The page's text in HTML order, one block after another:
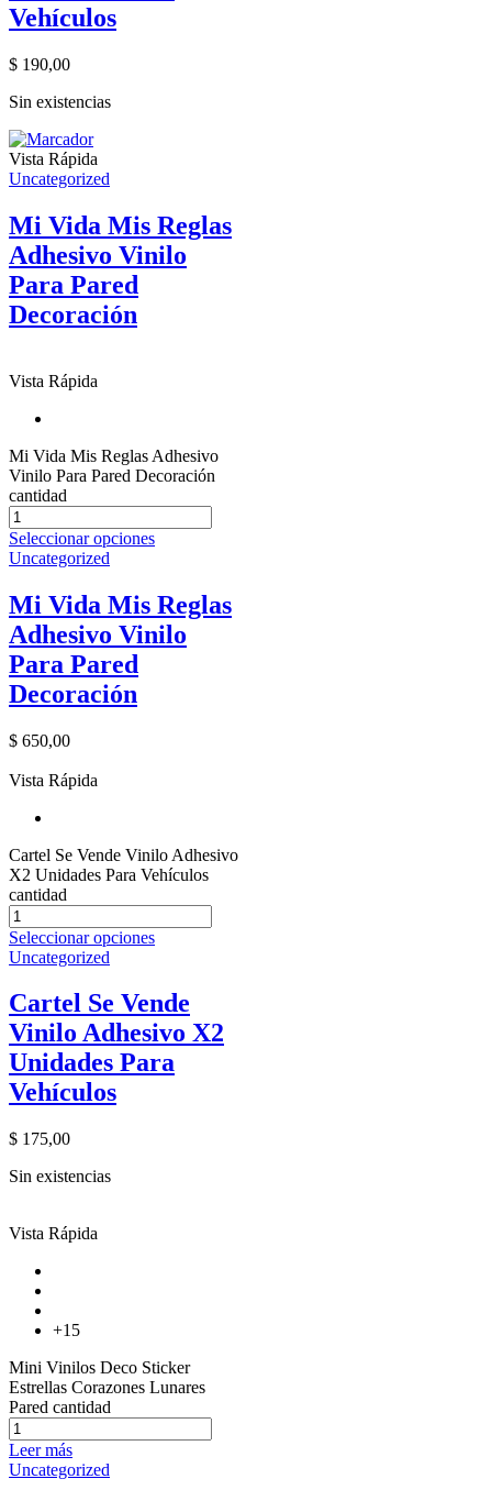
Vehículos
$ 190,00
Sin existencias
Vista Rápida
Uncategorized
Mi Vida Mis Reglas
Adhesivo Vinilo
Para Pared
Decoración
Vista Rápida
Mi Vida Mis Reglas Adhesivo
Vinilo Para Pared Decoración
cantidad
Seleccionar opciones
Uncategorized
Mi Vida Mis Reglas
Adhesivo Vinilo
Para Pared
Decoración
$ 650,00
Vista Rápida
Cartel Se Vende Vinilo Adhesivo
X2 Unidades Para Vehículos
cantidad
Seleccionar opciones
Uncategorized
Cartel Se Vende
Vinilo Adhesivo X2
Unidades Para
Vehículos
$ 175,00
Sin existencias
Vista Rápida
+15
Mini Vinilos Deco Sticker
Estrellas Corazones Lunares
Pared cantidad
Leer más
Uncategorized